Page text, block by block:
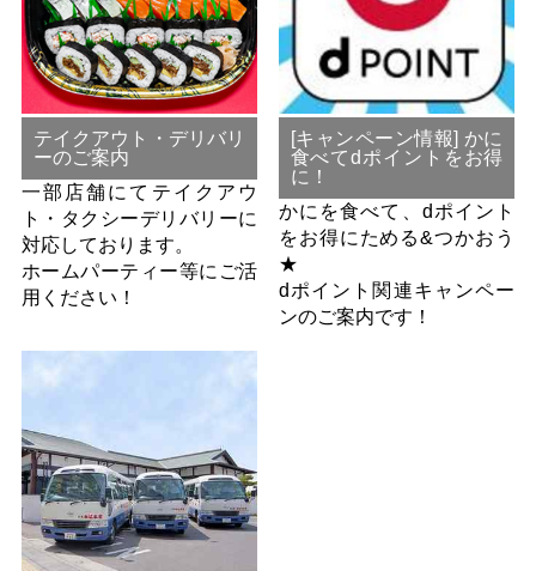
テイクアウト・デリバリ
ーのご案内
一部店舗にてテイクアウ
ト・タクシーデリバリーに
対応しております。
ホームパーティー等にご活
用ください！
[キャンペーン情報] かに
食べてdポイントをお得
に！
かにを食べて、dポイント
をお得にためる&つかおう
★
dポイント関連キャンペー
ンのご案内です！